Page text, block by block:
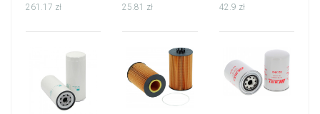
261.17 zł
25.81 zł
42.9 zł